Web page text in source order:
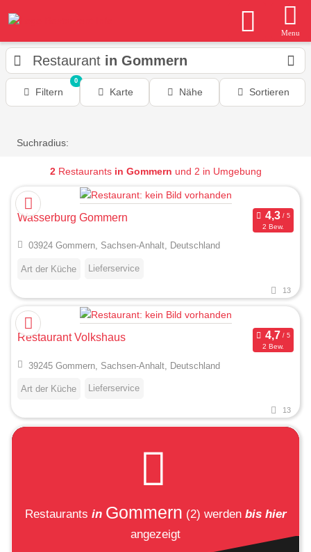
Menu
Restaurant in Gommern
Filtern
0
Karte Nähe Sortieren
Suchradius:
2Restaurants in Gommern und 2 in Umgebung
Wasserburg Gommern
2 Bew.
03924 Gommern, Sachsen-Anhalt, Deutschland
Art der Küche Lieferservice
13
Restaurant Volkshaus
2 Bew.
39245 Gommern, Sachsen-Anhalt, Deutschland
Art der Küche Lieferservice
13
Restaurants in Gommern (2) werden bis hier
angezeigt